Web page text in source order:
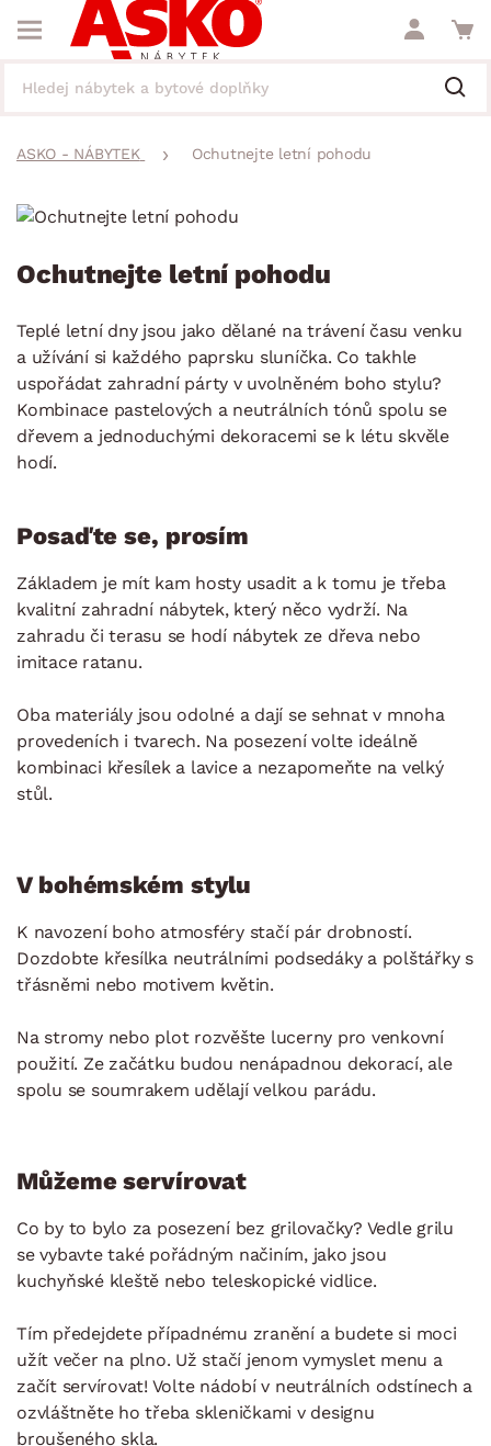
ASKO - NÁBYTEK Ochutnejte letní pohodu
Ochutnejte letní pohodu
Teplé letní dny jsou jako dělané na trávení času venku
a užívání si každého paprsku sluníčka. Co takhle
uspořádat zahradní párty v uvolněném boho stylu?
Kombinace pastelových a neutrálních tónů spolu se
dřevem a jednoduchými dekoracemi se k létu skvěle
hodí.
Posaďte se, prosím
Základem je mít kam hosty usadit a k tomu je třeba
kvalitní zahradní nábytek, který něco vydrží. Na
zahradu či terasu se hodí nábytek ze dřeva nebo
imitace ratanu.
Oba materiály jsou odolné a dají se sehnat v mnoha
provedeních i tvarech. Na posezení volte ideálně
kombinaci křesílek a lavice a nezapomeňte na velký
stůl.
V bohémském stylu
K navození boho atmosféry stačí pár drobností.
Dozdobte křesílka neutrálními podsedáky a polštářky s
třásněmi nebo motivem květin.
Na stromy nebo plot rozvěšte lucerny pro venkovní
použití. Ze začátku budou nenápadnou dekorací, ale
spolu se soumrakem udělají velkou parádu.
Můžeme servírovat
Co by to bylo za posezení bez grilovačky? Vedle grilu
se vybavte také pořádným načiním, jako jsou
kuchyňské kleště nebo teleskopické vidlice.
Tím předejdete případnému zranění a budete si moci
užít večer na plno. Už stačí jenom vymyslet menu a
začít servírovat! Volte nádobí v neutrálních odstínech a
ozvláštněte ho třeba skleničkami v designu
broušeného skla.